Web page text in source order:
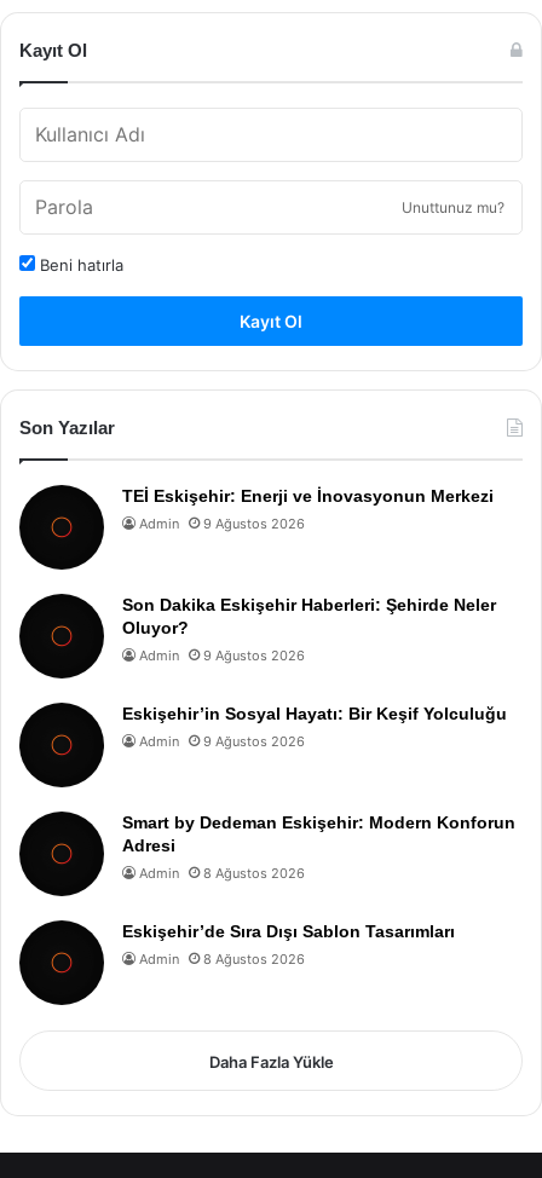
Kayıt Ol
Unuttunuz mu?
Beni hatırla
Kayıt Ol
Son Yazılar
TEİ Eskişehir: Enerji ve İnovasyonun Merkezi
Admin 9 Ağustos 2026
Son Dakika Eskişehir Haberleri: Şehirde Neler
Oluyor?
Admin 9 Ağustos 2026
Eskişehir’in Sosyal Hayatı: Bir Keşif Yolculuğu
Admin 9 Ağustos 2026
Smart by Dedeman Eskişehir: Modern Konforun
Adresi
Admin 8 Ağustos 2026
Eskişehir’de Sıra Dışı Sablon Tasarımları
Admin 8 Ağustos 2026
Daha Fazla Yükle